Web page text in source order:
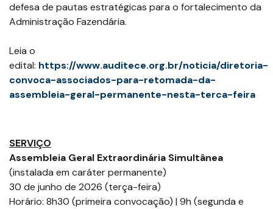
defesa de pautas estratégicas para o fortalecimento da
Administração Fazendária.
Leia o
edital: https://www.auditece.org.br/noticia/diretoria-
convoca-associados-para-retomada-da-
assembleia-geral-permanente-nesta-terca-feira
SERVIÇO
Assembleia Geral Extraordinária Simultânea
(instalada em caráter permanente)
30 de junho de 2026 (terça-feira)
Horário: 8h30 (primeira convocação) | 9h (segunda e